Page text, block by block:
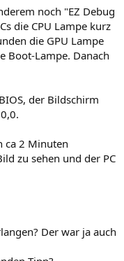
noch "EZ Debug
die CPU Lampe kurz
die GPU Lampe
Boot-Lampe. Danach
der Bildschirm
ca 2 Minuten
zu sehen und der PC
Der war ja auch